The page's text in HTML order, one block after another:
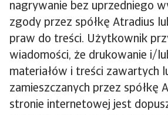
nagrywanie bez uprzedniego
zgody przez spółkę Atradius
praw do treści. Użytkownik
wiadomości, że drukowanie i/
materiałów i treści zawartych
zamieszczanych przez spółkę
stronie internetowej jest